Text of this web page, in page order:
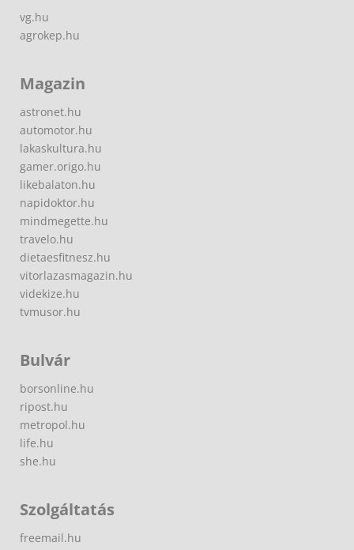
vg.hu
agrokep.hu
Magazin
astronet.hu
automotor.hu
lakaskultura.hu
gamer.origo.hu
likebalaton.hu
napidoktor.hu
mindmegette.hu
travelo.hu
dietaesfitnesz.hu
vitorlazasmagazin.hu
videkize.hu
tvmusor.hu
Bulvár
borsonline.hu
ripost.hu
metropol.hu
life.hu
she.hu
Szolgáltatás
freemail.hu